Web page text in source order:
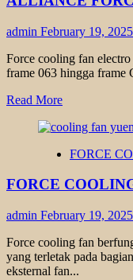
admin February 19, 2025
Force cooling fan
frame 063 hingga frame
Read MoreRead
about
FORCE
FAN
FORCE
FORCE
admin February 19, 2025
Force cooling fan
yang terletak pada
eksternal fan...